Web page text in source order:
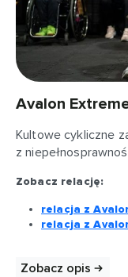
Avalon
Kultowe cykliczne
z
Zobacz relację:
relacja z
relacja z
Zobacz opis